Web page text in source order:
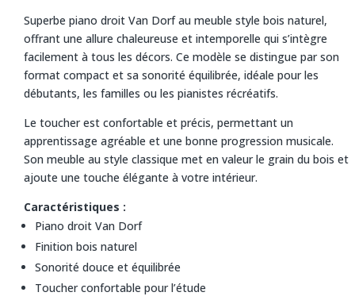
Superbe piano droit Van Dorf au meuble style bois naturel,
offrant une allure chaleureuse et intemporelle qui s’intègre
facilement à tous les décors. Ce modèle se distingue par son
format compact et sa sonorité équilibrée, idéale pour les
débutants, les familles ou les pianistes récréatifs.
Le toucher est confortable et précis, permettant un
apprentissage agréable et une bonne progression musicale.
Son meuble au style classique met en valeur le grain du bois et
ajoute une touche élégante à votre intérieur.
Caractéristiques :
Piano droit Van Dorf
Finition bois naturel
Sonorité douce et équilibrée
Toucher confortable pour l’étude